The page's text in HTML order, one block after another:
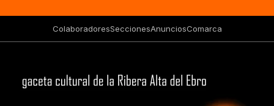
ColaboradoresSeccionesAnunciosComarca